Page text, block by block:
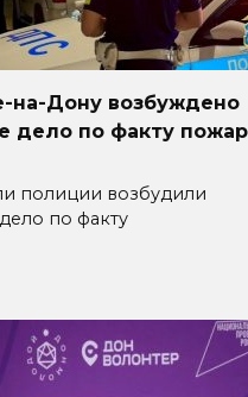
на-Дону возбуждено
дело по факту
полиции возбудили
по факту